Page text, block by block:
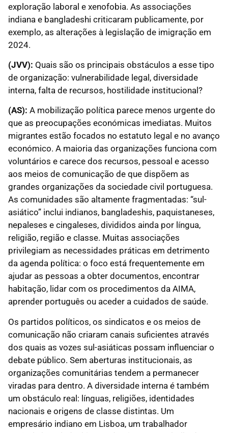
exploração laboral e xenofobia. As associações
indiana e bangladeshi criticaram publicamente, por
exemplo, as alterações à legislação de imigração em
2024.
(JVV): Quais são os principais obstáculos a esse tipo
de organização: vulnerabilidade legal, diversidade
interna, falta de recursos, hostilidade institucional?
(AS): A mobilização política parece menos urgente do
que as preocupações económicas imediatas. Muitos
migrantes estão focados no estatuto legal e no avanço
económico. A maioria das organizações funciona com
voluntários e carece dos recursos, pessoal e acesso
aos meios de comunicação de que dispõem as
grandes organizações da sociedade civil portuguesa.
As comunidades são altamente fragmentadas: “sul-
asiático” inclui indianos, bangladeshis, paquistaneses,
nepaleses e cingaleses, divididos ainda por língua,
religião, região e classe. Muitas associações
privilegiam as necessidades práticas em detrimento
da agenda política: o foco está frequentemente em
ajudar as pessoas a obter documentos, encontrar
habitação, lidar com os procedimentos da AIMA,
aprender português ou aceder a cuidados de saúde.
Os partidos políticos, os sindicatos e os meios de
comunicação não criaram canais suficientes através
dos quais as vozes sul-asiáticas possam influenciar o
debate público. Sem aberturas institucionais, as
organizações comunitárias tendem a permanecer
viradas para dentro. A diversidade interna é também
um obstáculo real: línguas, religiões, identidades
nacionais e origens de classe distintas. Um
empresário indiano em Lisboa, um trabalhador